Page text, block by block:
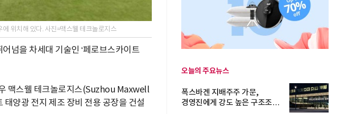
위치해 있다. 사진=맥스웰 테크놀로지스
넘을 차세대 기술인 ‘페로브스카이트
맥스웰 테크놀로지스(Suzhou Maxwell
양광 전지 제조 장비 전용 공장을 건설
오늘의 주요뉴스
폭스바겐 지배주주 가문,
경영진에게 강도 높은 구조조정